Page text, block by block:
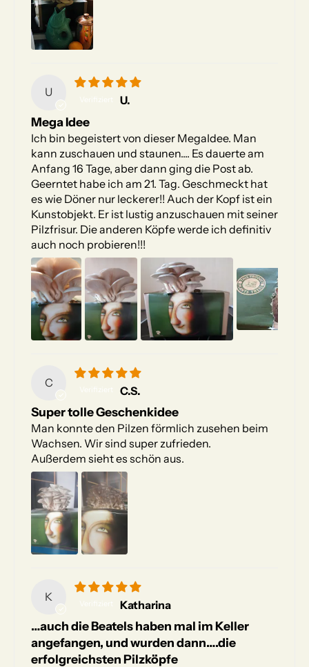
U
U.
Mega Idee
Ich bin begeistert von dieser MegaIdee. Man
kann zuschauen und staunen.... Es dauerte am
Anfang 16 Tage, aber dann ging die Post ab.
Geerntet habe ich am 21. Tag. Geschmeckt hat
es wie Döner nur leckerer!! Auch der Kopf ist ein
Kunstobjekt. Er ist lustig anzuschauen mit seiner
Pilzfrisur. Die anderen Köpfe werde ich definitiv
auch noch probieren!!!
C
C.S.
Super tolle Geschenkidee
Man konnte den Pilzen förmlich zusehen beim
Wachsen. Wir sind super zufrieden.
Außerdem sieht es schön aus.
K
Katharina
…auch die Beatels haben mal im Keller
angefangen, und wurden dann….die
erfolgreichsten Pilzköpfe